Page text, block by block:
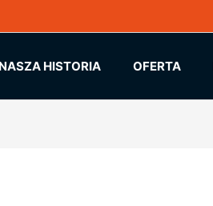
NASZA HISTORIA OFERTA